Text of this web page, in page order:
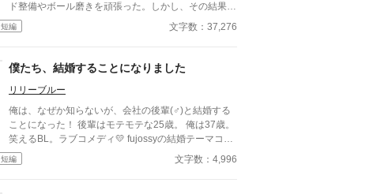
ド整備やボール磨きを頑張った。しかし、その結果は
「マネージャーにならないか？」という監督からの言
葉。瀬那は葛藤の末、マネージャーに転身する。
の才能を羨ましく思っていたが、マネージャーとして
関わる内に、遼悠が文字通り血のにじむような努力を
している事を知る。
短編 文字数：37,276
僕たち、結婚することになりました
リリーブルー
俺は、なぜか知らないが、会社の後輩(♂)と結婚する
ことになった！ 後輩はモテモテな25歳。 俺は37歳。
笑えるBL。ラブコメディ💛 fujossyの結婚テーマコン
テスト応募作です。
短編 文字数：4,996